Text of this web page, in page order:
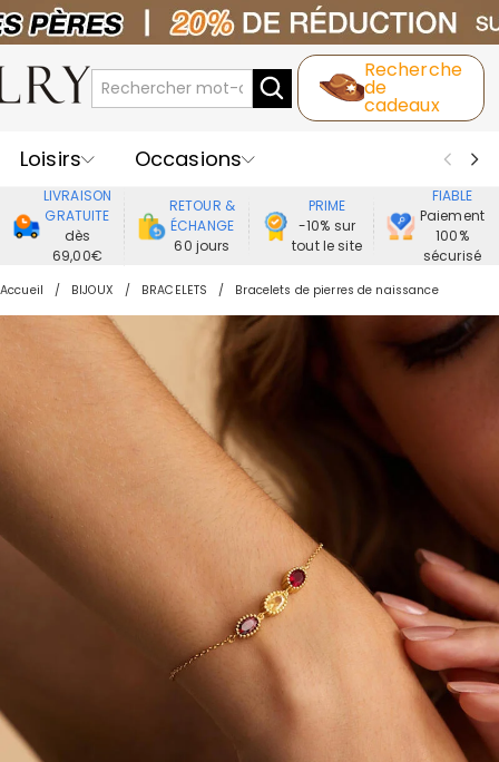
Recherche
de
cadeaux
Loisirs
Occasions
Destinataires
Meilleure Ventes
Nouveaux
Vêtement
LIVRAISON
GRATUITE
dès
69,00€
RETOUR &
ÉCHANGE
60 jours
PRIME
-10% sur
tout le site
FIABLE
Paiement
100%
sécurisé
Accueil BIJOUX BRACELETS Bracelets de pierres de naissance